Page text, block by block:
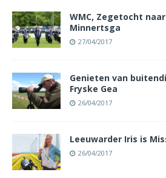
WMC, Zegetocht
Minnertsga
27/04/2017
Genieten van
Fryske Gea
26/04/2017
Leeuwarder Iris is
26/04/2017